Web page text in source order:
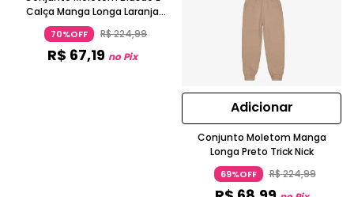
Calça Manga Longa Laranja
Escuro Trick Nick
70%OFF R$224,99
R$ 67,19 no Pix
Adicionar
Conjunto Moletom Manga
Longa Preto Trick Nick
69%OFF R$224,99